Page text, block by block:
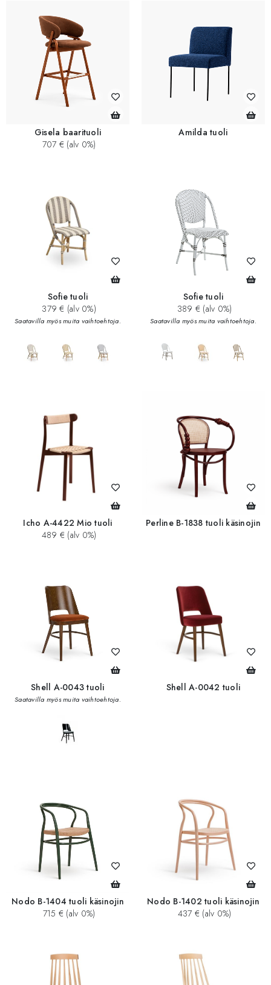
Gisela baarituoli
707 € (alv 0%)
Amilda tuoli
Sofie tuoli
379 € (alv 0%)
Saatavilla myös muita vaihtoehtoja.
Sofie tuoli
389 € (alv 0%)
Saatavilla myös muita vaihtoehtoja.
Icho A-4422 Mio tuoli
489 € (alv 0%)
Perline B-1838 tuoli käsinojin
Shell A-0043 tuoli
Saatavilla myös muita vaihtoehtoja.
Shell A-0042 tuoli
Nodo B-1404 tuoli käsinojin
715 € (alv 0%)
Nodo B-1402 tuoli käsinojin
437 € (alv 0%)